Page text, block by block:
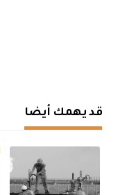
قد يهمك أيضا